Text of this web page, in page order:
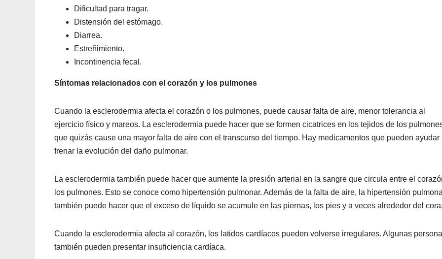
Dificultad para tragar.
Distensión del estómago.
Diarrea.
Estreñimiento.
Incontinencia fecal.
Síntomas relacionados con el corazón y los pulmones
Cuando la esclerodermia afecta el corazón o los pulmones, puede causar falta de aire, menor tolerancia al
ejercicio físico y mareos. La esclerodermia puede hacer que se formen cicatrices en los tejidos de los
que quizás cause una mayor falta de aire con el transcurso del tiempo. Hay medicamentos que pueden ayudar
frenar la evolución del daño pulmonar.
La esclerodermia también puede hacer que aumente la presión arterial en la sangre que circula entre el
los pulmones. Esto se conoce como hipertensión pulmonar. Además de la falta de aire, la hipertensión
también puede hacer que el exceso de líquido se acumule en las piernas, los pies y a veces alrededor del
Cuando la esclerodermia afecta al corazón, los latidos cardíacos pueden volverse irregulares. Algunas
también pueden presentar insuficiencia cardíaca.